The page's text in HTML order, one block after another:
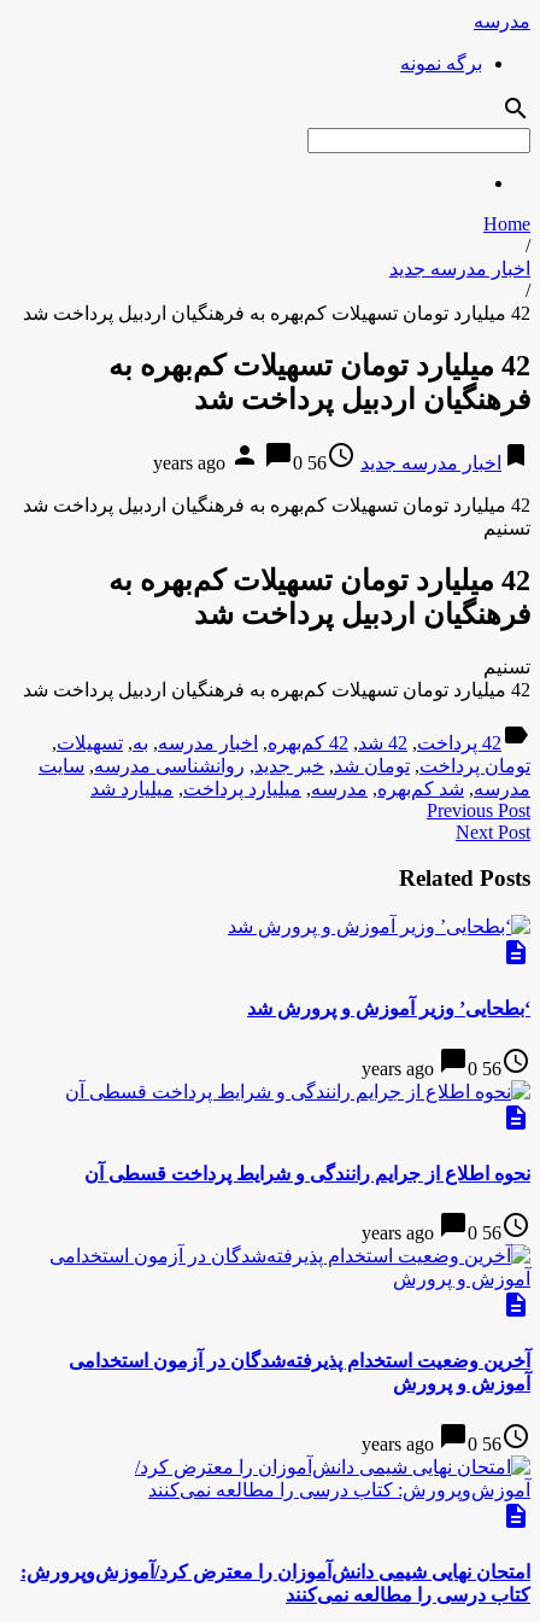
مدرسه
برگه نمونه
search
Home
/
اخبار مدرسه جدید
/
42 میلیارد تومان تسهیلات کم‌بهره به فرهنگیان اردبیل پرداخت شد
42 میلیارد تومان تسهیلات کم‌بهره به
فرهنگیان اردبیل پرداخت شد
bookmark اخبار مدرسه جدید access_time
56 years ago
person chat_bubble0
42 میلیارد تومان تسهیلات کم‌بهره به فرهنگیان اردبیل پرداخت شد
تسنیم
42 میلیارد تومان تسهیلات کم‌بهره به
فرهنگیان اردبیل پرداخت شد
تسنیم
42 میلیارد تومان تسهیلات کم‌بهره به فرهنگیان اردبیل پرداخت شد
label 42 پرداخت , 42 شد , 42 کم‌بهره , اخبار مدرسه, به, تسهیلات,
تومان پرداخت, تومان شد, خبر جدید, روانشناسی مدرسه, سایت
مدرسه, شد کم‌بهره, مدرسه, میلیارد پرداخت, میلیارد شد
Previous Post
Next Post
Related Posts
description
‘بطحایی’ وزیر آموزش و پرورش شد
access_time
56 years ago
chat_bubble0
description
نحوه اطلاع از جرایم رانندگی و شرایط پرداخت قسطی آن
access_time
56 years ago
chat_bubble0
description
آخرین وضعیت استخدام پذیرفته‌شدگان در آزمون استخدامی
آموزش و پرورش
access_time
56 years ago
chat_bubble0
description
امتحان نهایی شیمی دانش‌آموزان را معترض کرد/آموزش‌وپرورش:
کتاب درسی را مطالعه نمی‌کنند